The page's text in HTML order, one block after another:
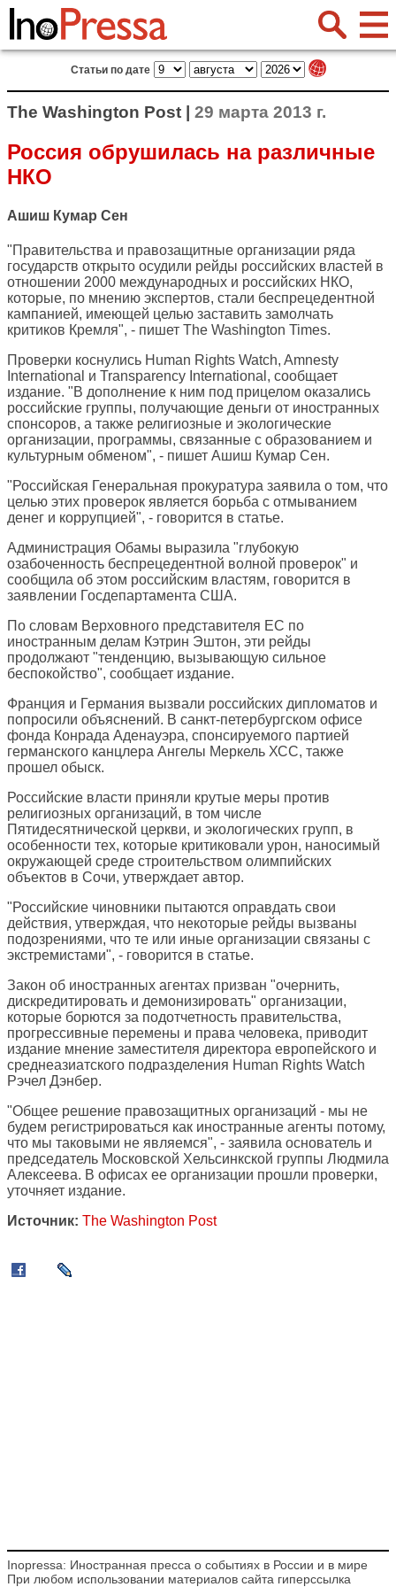
Статьи по дате
The Washington Post | 29 марта 2013 г.
Россия обрушилась на различные
НКО
Ашиш Кумар Сен
"Правительства и правозащитные организации ряда
государств открыто осудили рейды российских властей в
отношении 2000 международных и российских НКО,
которые, по мнению экспертов, стали беспрецедентной
кампанией, имеющей целью заставить замолчать
критиков Кремля", - пишет The Washington Times.
Проверки коснулись Human Rights Watch, Amnesty
International и Transparency International, сообщает
издание. "В дополнение к ним под прицелом оказались
российские группы, получающие деньги от иностранных
спонсоров, а также религиозные и экологические
организации, программы, связанные с образованием и
культурным обменом", - пишет Ашиш Кумар Сен.
"Российская Генеральная прокуратура заявила о том, что
целью этих проверок является борьба с отмыванием
денег и коррупцией", - говорится в статье.
Администрация Обамы выразила "глубокую
озабоченность беспрецедентной волной проверок" и
сообщила об этом российским властям, говорится в
заявлении Госдепартамента США.
По словам Верховного представителя ЕС по
иностранным делам Кэтрин Эштон, эти рейды
продолжают "тенденцию, вызывающую сильное
беспокойство", сообщает издание.
Франция и Германия вызвали российских дипломатов и
попросили объяснений. В санкт-петербургском офисе
фонда Конрада Аденауэра, спонсируемого партией
германского канцлера Ангелы Меркель ХСС, также
прошел обыск.
Российские власти приняли крутые меры против
религиозных организаций, в том числе
Пятидесятнической церкви, и экологических групп, в
особенности тех, которые критиковали урон, наносимый
окружающей среде строительством олимпийских
объектов в Сочи, утверждает автор.
"Российские чиновники пытаются оправдать свои
действия, утверждая, что некоторые рейды вызваны
подозрениями, что те или иные организации связаны с
экстремистами", - говорится в статье.
Закон об иностранных агентах призван "очернить,
дискредитировать и демонизировать" организации,
которые борются за подотчетность правительства,
прогрессивные перемены и права человека, приводит
издание мнение заместителя директора европейского и
среднеазиатского подразделения Human Rights Watch
Рэчел Дэнбер.
"Общее решение правозащитных организаций - мы не
будем регистрироваться как иностранные агенты потому,
что мы таковыми не являемся", - заявила основатель и
председатель Московской Хельсинкской группы Людмила
Алексеева. В офисах ее организации прошли проверки,
уточняет издание.
Источник: The Washington Post
Inopressa: Иностранная пресса о событиях в России и в мире
При любом использовании материалов сайта гиперссылка